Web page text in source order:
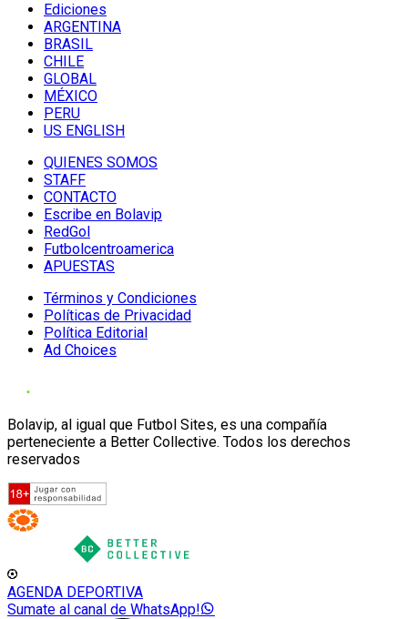
Ediciones
ARGENTINA
BRASIL
CHILE
GLOBAL
MÉXICO
PERU
US ENGLISH
QUIENES SOMOS
STAFF
CONTACTO
Escribe en Bolavip
RedGol
Futbolcentroamerica
APUESTAS
Términos y Condiciones
Políticas de Privacidad
Política Editorial
Ad Choices
Bolavip, al igual que Futbol Sites, es una compañía
perteneciente a Better Collective. Todos los derechos
reservados
AGENDA DEPORTIVA
Sumate al canal de WhatsApp!